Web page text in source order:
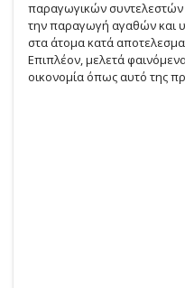
παραγωγικών συντελεστών
την παραγωγή αγαθών και
στα άτομα κατά
Επιπλέον, μελετά
οικονομία όπως αυτό της